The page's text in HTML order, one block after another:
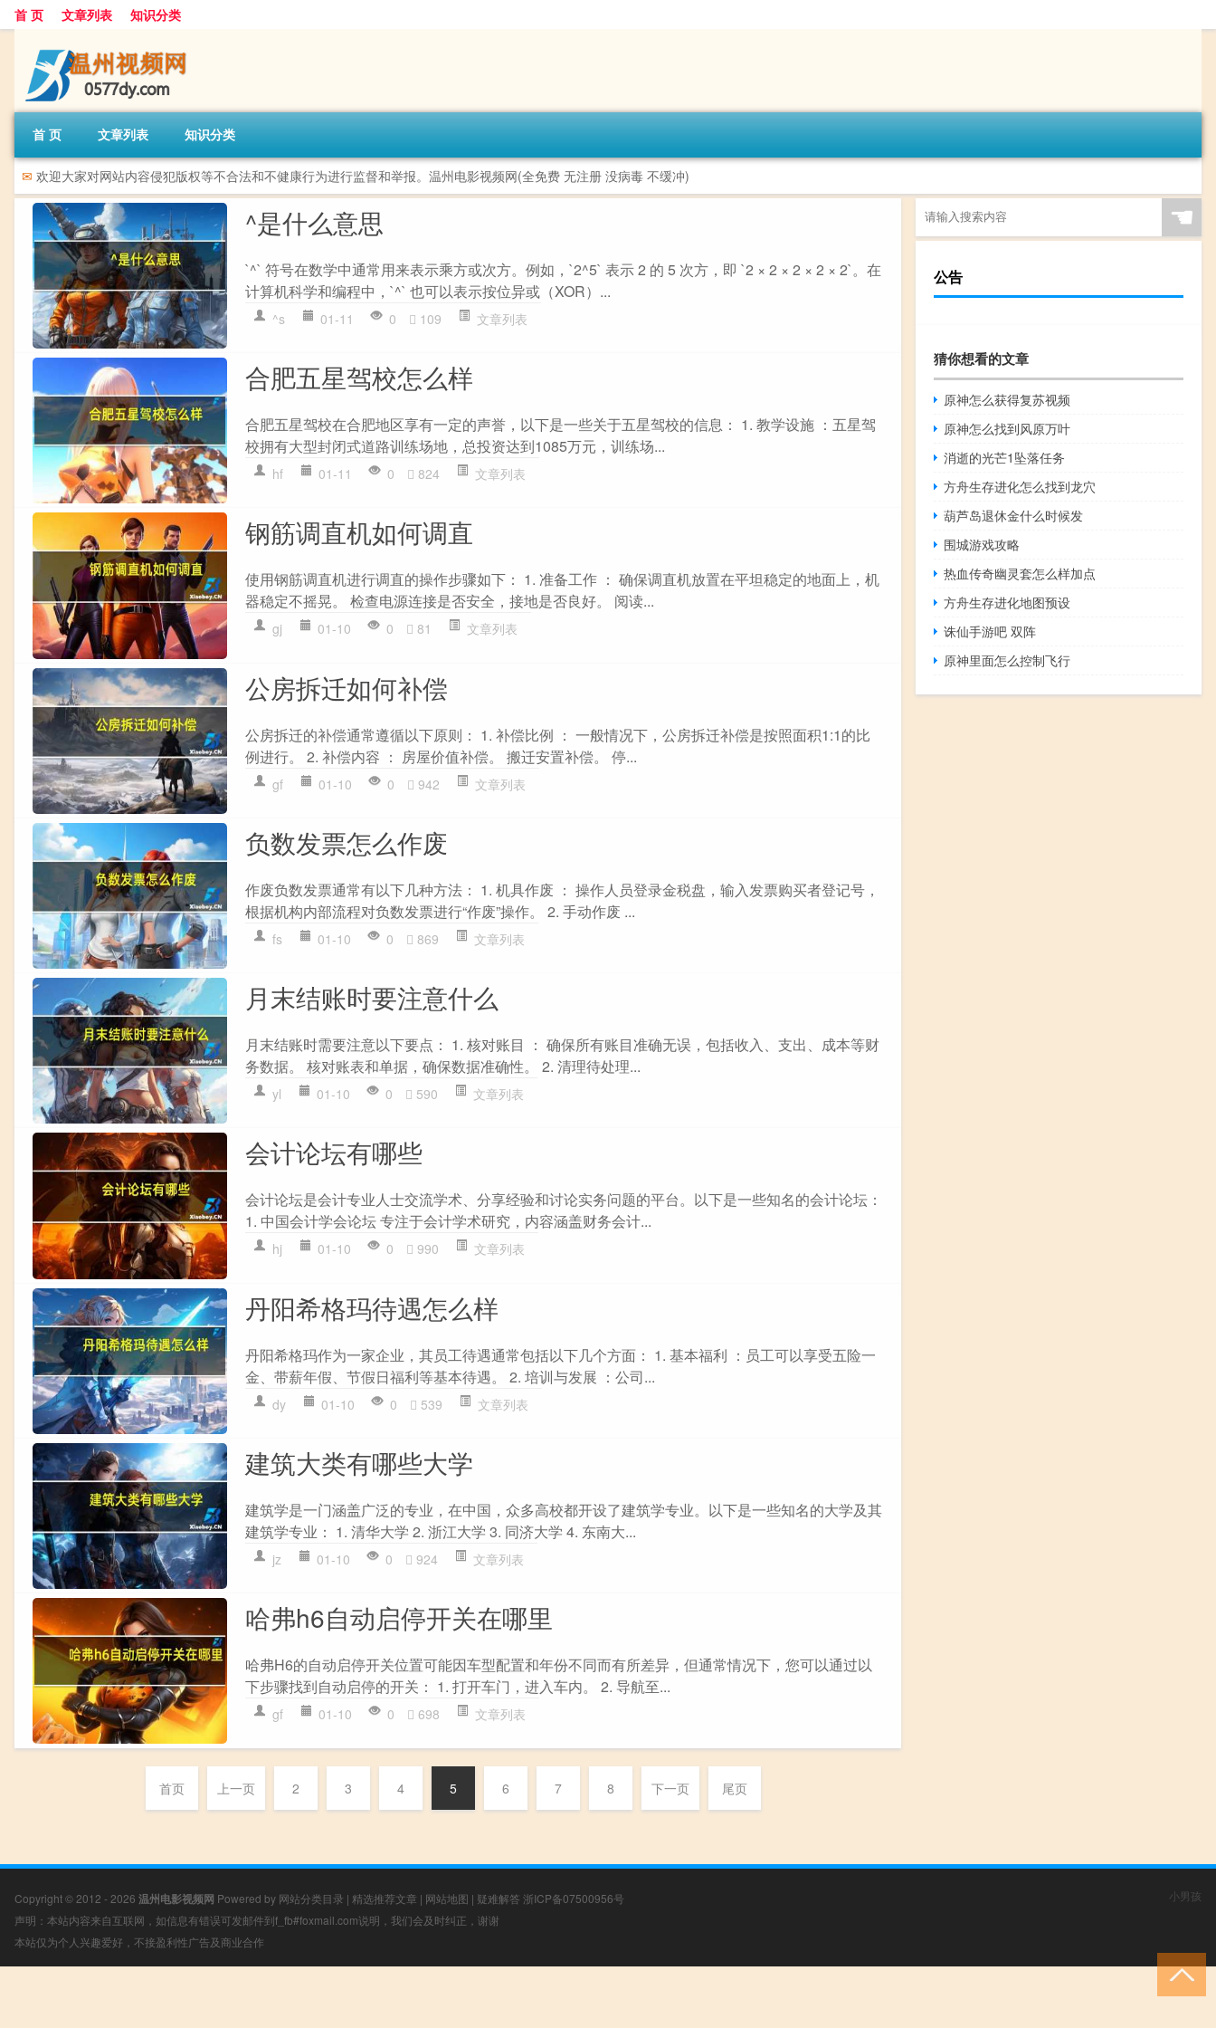
首 页 文章列表 知识分类
首 页 文章列表 知识分类
✉ 欢迎大家对网站内容侵犯版权等不合法和不健康行为进行监督和举报。温州电影视频网(全免费 无注册 没病毒 不缓冲)
^是什么意思
`^` 符号在数学中通常用来表示乘方或次方。例如，`2^5` 表示 2 的 5 次方，即 `2 × 2 × 2 × 2 × 2`。在
计算机科学和编程中，`^` 也可以表示按位异或（XOR）...
^s 01-11 0 109 文章列表
合肥五星驾校怎么样
合肥五星驾校在合肥地区享有一定的声誉，以下是一些关于五星驾校的信息： 1. 教学设施 ：五星驾
校拥有大型封闭式道路训练场地，总投资达到1085万元，训练场...
hf 01-11 0 824 文章列表
钢筋调直机如何调直
使用钢筋调直机进行调直的操作步骤如下： 1. 准备工作 ： 确保调直机放置在平坦稳定的地面上，机
器稳定不摇晃。 检查电源连接是否安全，接地是否良好。 阅读...
gj 01-10 0 81 文章列表
公房拆迁如何补偿
公房拆迁的补偿通常遵循以下原则： 1. 补偿比例 ： 一般情况下，公房拆迁补偿是按照面积1:1的比
例进行。 2. 补偿内容 ： 房屋价值补偿。 搬迁安置补偿。 停...
gf 01-10 0 942 文章列表
负数发票怎么作废
作废负数发票通常有以下几种方法： 1. 机具作废 ： 操作人员登录金税盘，输入发票购买者登记号，
根据机构内部流程对负数发票进行“作废”操作。 2. 手动作废 ...
fs 01-10 0 869 文章列表
月末结账时要注意什么
月末结账时需要注意以下要点： 1. 核对账目 ： 确保所有账目准确无误，包括收入、支出、成本等财
务数据。 核对账表和单据，确保数据准确性。 2. 清理待处理...
yl 01-10 0 590 文章列表
会计论坛有哪些
会计论坛是会计专业人士交流学术、分享经验和讨论实务问题的平台。以下是一些知名的会计论坛：
1. 中国会计学会论坛 专注于会计学术研究，内容涵盖财务会计...
hj 01-10 0 990 文章列表
丹阳希格玛待遇怎么样
丹阳希格玛作为一家企业，其员工待遇通常包括以下几个方面： 1. 基本福利 ：员工可以享受五险一
金、带薪年假、节假日福利等基本待遇。 2. 培训与发展 ：公司...
dy 01-10 0 539 文章列表
建筑大类有哪些大学
建筑学是一门涵盖广泛的专业，在中国，众多高校都开设了建筑学专业。以下是一些知名的大学及其
建筑学专业： 1. 清华大学 2. 浙江大学 3. 同济大学 4. 东南大...
jz 01-10 0 924 文章列表
哈弗h6自动启停开关在哪里
哈弗H6的自动启停开关位置可能因车型配置和年份不同而有所差异，但通常情况下，您可以通过以
下步骤找到自动启停的开关： 1. 打开车门，进入车内。 2. 导航至...
gf 01-10 0 698 文章列表
首页 上一页 2 3 4 5 6 7 8 下一页 尾页
☚
公告
猜你想看的文章
原神怎么获得复苏视频
原神怎么找到风原万叶
消逝的光芒1坠落任务
方舟生存进化怎么找到龙穴
葫芦岛退休金什么时候发
围城游戏攻略
热血传奇幽灵套怎么样加点
方舟生存进化地图预设
诛仙手游吧 双阵
原神里面怎么控制飞行
Copyright © 2012 - 2026 温州电影视频网 Powered by 网站分类目录 | 精选推荐文章 | 网站地图 | 疑难解答 浙ICP备07500956号
声明：本站内容来自互联网，如信息有错误可发邮件到f_fb#foxmail.com说明，我们会及时纠正，谢谢
本站仅为个人兴趣爱好，不接盈利性广告及商业合作
小男孩